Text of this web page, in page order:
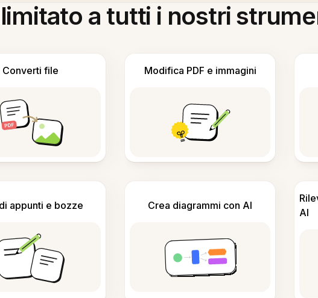
a tutti i nostri
Converti file Modifica PDF e immagini
appunti e bozze Crea diagrammi con AI
AI